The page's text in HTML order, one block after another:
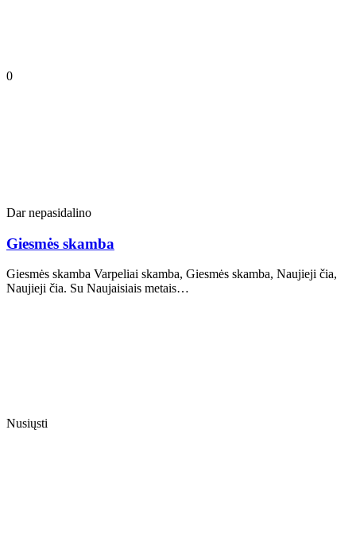
0
Dar nepasidalino
Giesmės skamba
Giesmės skamba Varpeliai skamba, Giesmės skamba, Naujieji čia,
Naujieji čia. Su Naujaisiais metais…
Nusiųsti